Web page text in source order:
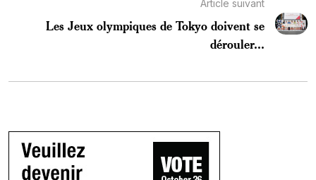
Article suivant
Les Jeux olympiques de Tokyo doivent se
dérouler...